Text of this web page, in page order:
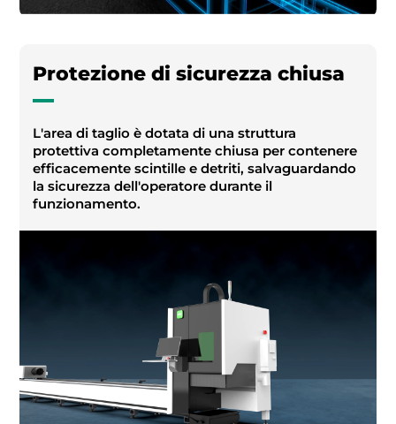
Protezione di sicurezza chiusa
L'area di taglio è dotata di una struttura
protettiva completamente chiusa per contenere
efficacemente scintille e detriti, salvaguardando
la sicurezza dell'operatore durante il
funzionamento.